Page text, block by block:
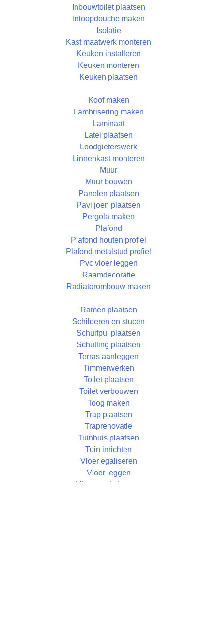
Inbouwtoilet plaatsen
Inloopdouche maken
Isolatie
Kast maatwerk monteren
Keuken installeren
Keuken monteren
Keuken plaatsen
Koof maken
Lambrisering maken
Laminaat
Latei plaatsen
Loodgieterswerk
Linnenkast monteren
Muur
Muur bouwen
Panelen plaatsen
Paviljoen plaatsen
Pergola maken
Plafond
Plafond houten profiel
Plafond metalstud profiel
Pvc vloer leggen
Raamdecoratie
Radiatorombouw maken
Ramen plaatsen
Schilderen en stucen
Schuifpui plaatsen
Schutting plaatsen
Terras aanleggen
Timmerwerken
Toilet plaatsen
Toilet verbouwen
Toog maken
Trap plaatsen
Traprenovatie
Tuinhuis plaatsen
Tuin inrichten
Vloer egaliseren
Vloer leggen
Vloertegels leggen